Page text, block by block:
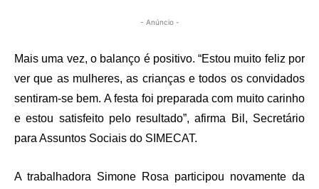
- Anúncio -
Mais uma vez, o balanço é positivo. “Estou muito feliz por
ver que as mulheres, as crianças e todos os convidados
sentiram-se bem. A festa foi preparada com muito carinho
e estou satisfeito pelo resultado”, afirma Bil, Secretário
para Assuntos Sociais do SIMECAT.
A trabalhadora Simone Rosa participou novamente da